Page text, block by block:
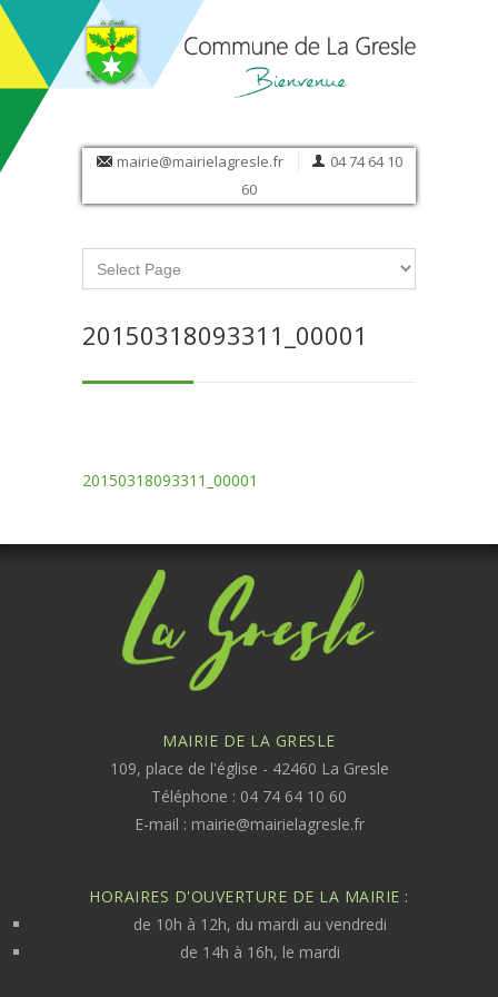
mairie@mairielagresle.fr
04 74 64 10
60
20150318093311_00001
20150318093311_00001
MAIRIE DE LA GRESLE
109, place de l'église - 42460 La Gresle
Téléphone : 04 74 64 10 60
E-mail : mairie@mairielagresle.fr
HORAIRES D'OUVERTURE DE LA MAIRIE :
de 10h à 12h, du mardi au vendredi
de 14h à 16h, le mardi